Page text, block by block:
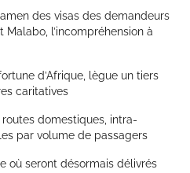
des visas des demandeurs
Malabo, l’incompréhension à
d’Afrique, lègue un tiers
caritatives
domestiques, intra-
par volume de passagers
où seront désormais délivrés